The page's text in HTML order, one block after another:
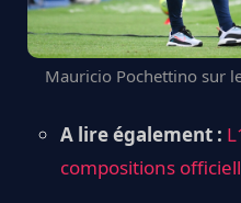
Mauricio Pochettino sur
A lire également :
compositions